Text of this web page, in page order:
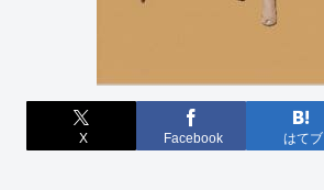
X Facebook はてブ